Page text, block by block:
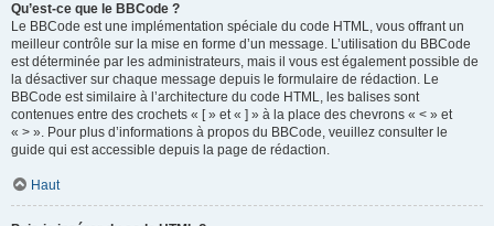
Qu’est-ce que le BBCode ?
Le BBCode est une implémentation spéciale du code HTML, vous offrant un
meilleur contrôle sur la mise en forme d’un message. L’utilisation du BBCode
est déterminée par les administrateurs, mais il vous est également possible de
la désactiver sur chaque message depuis le formulaire de rédaction. Le
BBCode est similaire à l’architecture du code HTML, les balises sont
contenues entre des crochets « [ » et « ] » à la place des chevrons « < » et
« > ». Pour plus d’informations à propos du BBCode, veuillez consulter le
guide qui est accessible depuis la page de rédaction.
Haut